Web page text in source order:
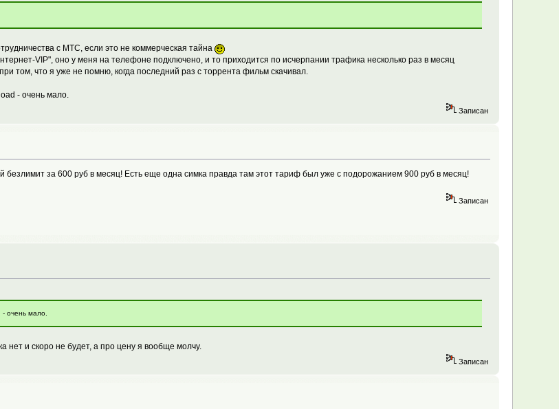
с МТС, если это не коммерческая тайна
VIP", оно у меня на телефоне подключено, и то приходится по исчерпании трафика несколько раз в месяц
том, что я уже не помню, когда последний раз с торрента фильм скачивал.
- очень мало.
Записан
безлимит за 600 руб в месяц! Есть еще одна симка правда там этот тариф был уже с подорожанием 900 руб в месяц!
Записан
очень мало.
нет и скоро не будет, а про цену я вообще молчу.
Записан